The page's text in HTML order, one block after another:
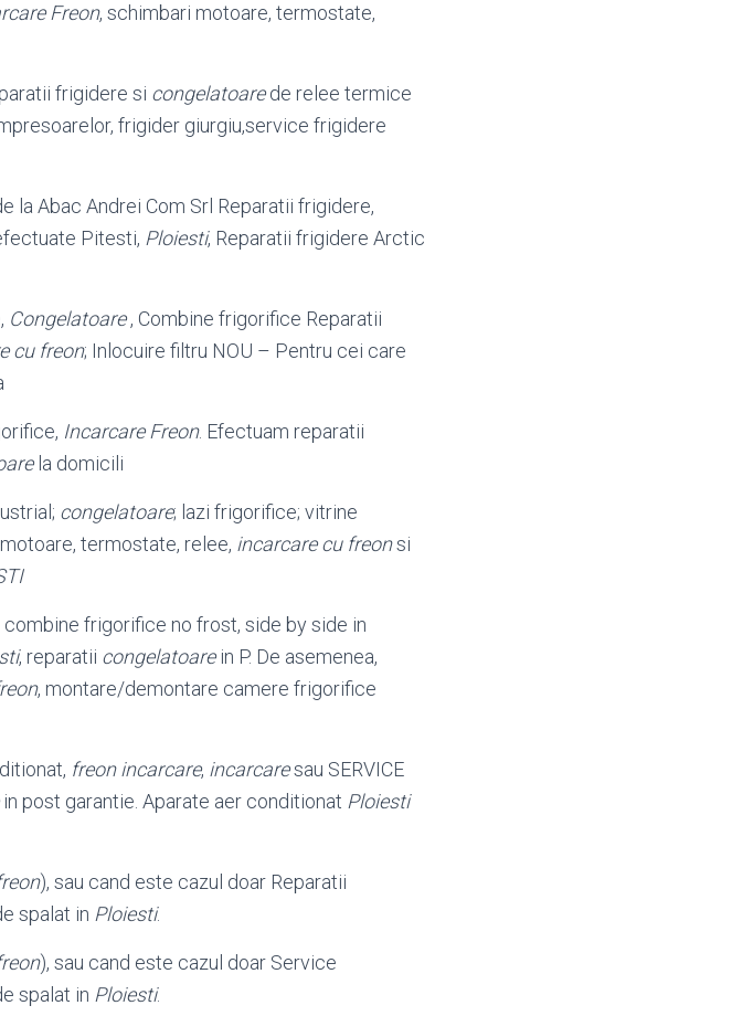
Freon, schimbari motoare, termostate,
frigidere si congelatoarede relee termice
frigider giurgiu,service frigidere
la Abac Andrei Com Srl Reparatii frigidere,
Pitesti, Ploiesti, Reparatii frigidere Arctic
Congelatoare, Combine frigorifice Reparatii
cu freon; Inlocuire filtru NOU – Pentru cei care
Incarcare Freon. Efectuam reparatii
la domicili
congelatoare; lazi frigorifice; vitrine
termostate, relee, incarcare cu freonsi
frigorifice no frost, side by side in
, reparatii congelatoarein P. De asemenea,
, montare/demontare camere frigorifice
freon incarcare, incarcaresau SERVICE
in post garantie. Aparate aer conditionat Ploiesti
), sau cand este cazul doar Reparatii
spalat in Ploiesti.
), sau cand este cazul doar Service
spalat in Ploiesti.